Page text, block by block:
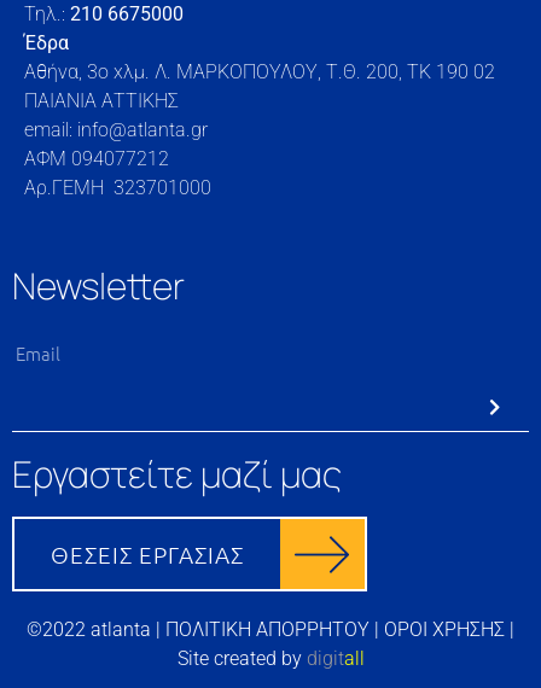
Τηλ.: 210 6675000
Έδρα
Αθήνα, 3o xλμ. Λ. ΜΑΡΚΟΠΟΥΛΟΥ, Τ.Θ. 200, TK 190 02
ΠΑΙΑΝΙΑ ΑΤΤΙΚΗΣ
email: info@atlanta.gr
ΑΦΜ 094077212
Αρ.ΓΕΜΗ 323701000
Newsletter
Εργαστείτε μαζί μας
©2022 atlanta | ΠΟΛΙΤΙΚΗ ΑΠΟΡΡΗΤΟΥ | ΟΡΟΙ ΧΡΗΣΗΣ |
Site created by digitall